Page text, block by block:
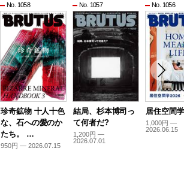
No. 1058
珍奇鉱物 十人十色
な、石への愛のか
たち。 …
950円 — 2026.07.15
No. 1057
結局、杉本博司っ
て何者だ?
1,200円 —
2026.07.01
No. 1056
居住空間
1,000円 —
2026.06.15